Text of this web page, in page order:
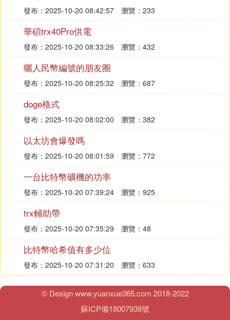
慮。然而，也有一些國家或地區對虛擬貨幣持開放態
度，允許其進行合法交易。這主要取決於各國或地區
的法律法規和監管政策。
四、總結
綜上所述，區塊鏈技術本身是合法的，並且在多個領
域有著廣泛的應用前景。但是，基於區塊鏈技術的虛
擬貨幣交易在中國及部分國家被禁止。因此，投資者
在進行相關交易時應充分了解當地的法律法規和監管
政策，避免觸犯法律並保護自己的利益。同時，對於
普通老百姓來說，應遠離賭博與傳銷行為，珍惜自己
的血汗錢。
⑶ 比特幣是什麼合法嗎是不是騙局
比特幣是一種基於區塊鏈技術的 數字貨幣
國並不完全合法，且比特幣本身不是騙局。
比特幣，英文名BitCoin，簡稱BTC，是由開源的P2P
軟體產生的一種電子貨幣，它不依賴於任何特定的貨
幣機構發行。比特幣的生成依賴於特定的演算法和大
量的計算，通過“挖礦”過程產生。比特幣的經濟體系
使用整個P2P網路中眾多節點構成的分布式資料庫來
確認並記錄所有的交易行為，這種去中心化的特性確
保了比特幣交易的安全性和透明性。同時，比特幣的
發布：2025-10-20 08:42:57 瀏覽：233
華碩trx40Pro供電
發布：2025-10-20 08:33:26 瀏覽：432
曬人民幣編號的朋友圈
發布：2025-10-20 08:25:32 瀏覽：687
doge格式
發布：2025-10-20 08:02:00 瀏覽：382
以太坊會爆發嗎
發布：2025-10-20 08:01:59 瀏覽：772
一台比特幣礦機的功率
發布：2025-10-20 07:39:24 瀏覽：925
trx輔助帶
發布：2025-10-20 07:35:29 瀏覽：48
比特幣哈希值有多少位
發布：2025-10-20 07:31:20 瀏覽：633
© Design www.yuanxue365.com 2018-2022
蘇ICP備18007938號